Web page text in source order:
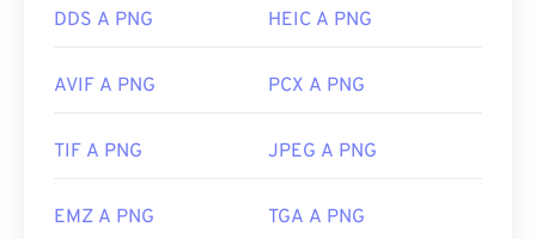
Articolo wiki sui PNG
Utilizza il nostro
Selettore colori per scegliere i
DDS A PNG HEIC A PNG
AVIF A PNG PCX A PNG
TIF A PNG JPEG A PNG
EMZ A PNG TGA A PNG